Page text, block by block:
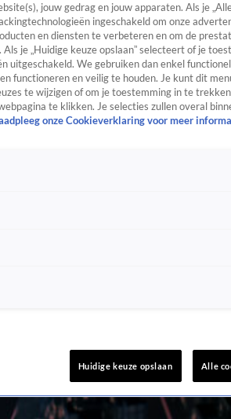
jouw gedrag en jouw apparaten. Als je
ingeschakeld om onze
en diensten te verbeteren en om de
je „Huidige keuze opslaan” selecteert of je
uitgeschakeld. We gebruiken dan enkel
functioneren en veilig te houden. Je kunt dit
te wijzigen of om je toestemming in te
te klikken. Je selecties zullen overal
onze Cookieverklaring voor meer
Huidige keuze opslaan Alle